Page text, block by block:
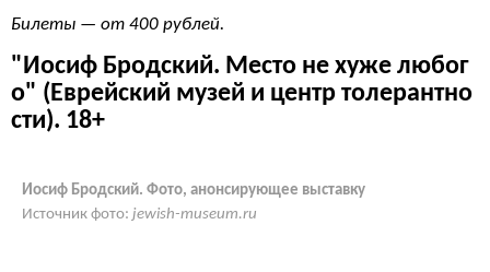
Билеты — от 400 рублей.
"Иосиф Бродский. Место не хуже любог
о" (Еврейский музей и центр толерантно
сти). 18+
Иосиф Бродский. Фото, анонсирующее выставку
Источник фото: jewish-museum.ru